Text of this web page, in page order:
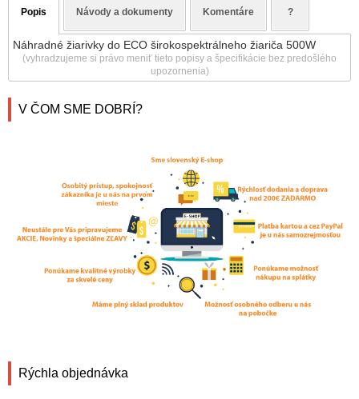
Rýchla objednávka
Popis Návody a dokumenty Komentáre ?
Náhradné žiarivky do ECO širokospektrálneho žiariča 500W
(vyhradzujeme si právo meniť tieto popisy a špecifikácie bez predošlého
upozornenia)
V ČOM SME DOBRÍ?